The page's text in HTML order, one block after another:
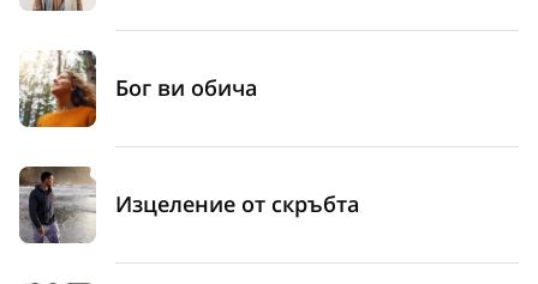
Бог ви обича
Изцеление от скръбта